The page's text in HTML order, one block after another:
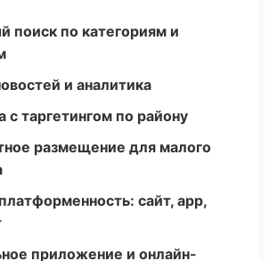
поиск по категориям и
и аналитика
с таргетингом по району
размещение для малого
сайт, app,
приложение и онлайн-